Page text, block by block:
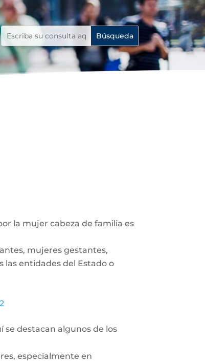
la mujer cabeza de familia es
mujeres gestantes,
las entidades del Estado o
se destacan algunos de los
especialmente en